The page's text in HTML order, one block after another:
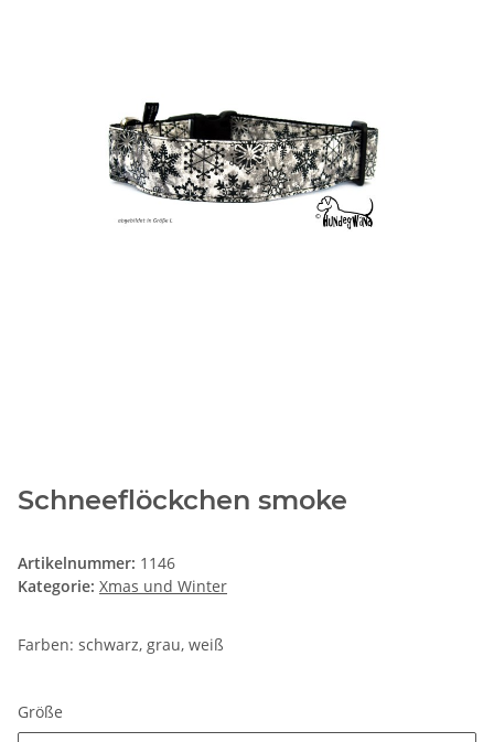
Schneeflöckchen smoke
Artikelnummer: 1146
Kategorie: Xmas und Winter
Farben: schwarz, grau, weiß
Größe